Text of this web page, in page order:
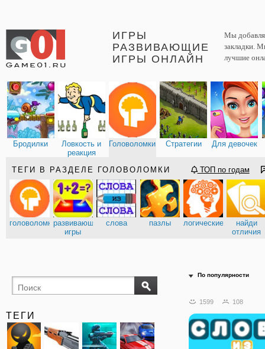
ИГРЫ
РАЗВИВАЮЩИЕ
ИГРЫ ОНЛАЙН
Мы
закладки.
лучшие
Бродилки
Ловкость и
реакция
Головоломки Стратегии Для девочек
ТЕГИ В РАЗДЕЛЕ ГОЛОВОЛОМКИ ТОП по годам
головоломкиразвивающие
игры
слова пазлы логические
найди
отличия
предметов
ТЕГИ
По популярности
1599 108